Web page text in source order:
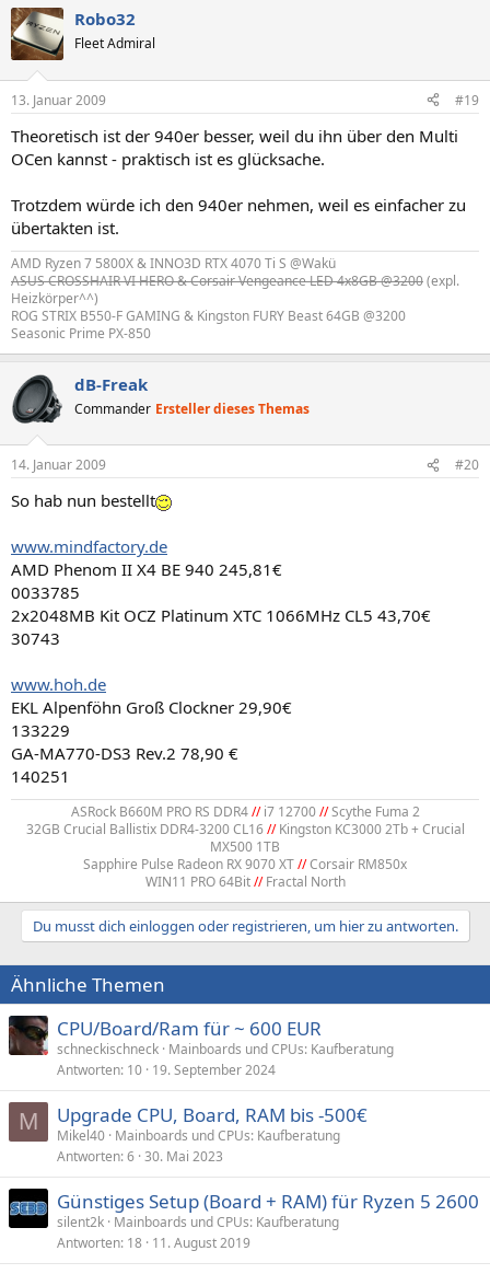
Robo32
Fleet Admiral
13. Januar 2009 #19
Theoretisch ist der 940er besser, weil du ihn über den Multi
OCen kannst - praktisch ist es glücksache.
Trotzdem würde ich den 940er nehmen, weil es einfacher zu
übertakten ist.
AMD Ryzen 7 5800X & INNO3D RTX 4070 Ti S @Wakü
ASUS CROSSHAIR VI HERO & Corsair Vengeance LED 4x8GB @3200(expl.
Heizkörper^^)
ROG STRIX B550-F GAMING & Kingston FURY Beast 64GB @3200
Seasonic Prime PX-850
dB-Freak
Commander Ersteller dieses Themas
14. Januar 2009 #20
So hab nun bestellt
www.mindfactory.de
AMD Phenom II X4 BE 940 245,81€
0033785
2x2048MB Kit OCZ Platinum XTC 1066MHz CL5 43,70€
30743
www.hoh.de
EKL Alpenföhn Groß Clockner 29,90€
133229
GA-MA770-DS3 Rev.2 78,90 €
140251
ASRock B660M PRO RS DDR4//i7 12700//Scythe Fuma 2
32GB Crucial Ballistix DDR4-3200 CL16//Kingston KC3000 2Tb + Crucial
MX500 1TB
Sapphire Pulse Radeon RX 9070 XT//Corsair RM850x
WIN11 PRO 64Bit//Fractal North​
Du musst dich einloggen oder registrieren, um hier zu antworten.
Ähnliche Themen
CPU/Board/Ram für ~ 600 EUR
schneckischneck Mainboards und CPUs: Kaufberatung
Antworten 10 19. September 2024
M Upgrade CPU, Board, RAM bis -500€
Mikel40 Mainboards und CPUs: Kaufberatung
Antworten 6 30. Mai 2023
Günstiges Setup (Board + RAM) für Ryzen 5 2600
silent2k Mainboards und CPUs: Kaufberatung
Antworten 18 11. August 2019